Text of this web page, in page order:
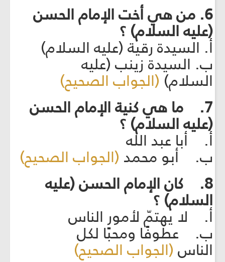
6. من هي أخت الإمام الحسن
(عليه السلام) ؟
أ. السيدة رقية (عليه السلام)
ب. السيدة زينب (عليه
السلام) (الجواب الصحيح)
7. ما هي كنية الإمام الحسن
(عليه السلام) ؟
أ. أبا عبد الله
ب. أبو محمد (الجواب الصحيح)
8. كان الإمام الحسن (عليه
السلام) ؟
أ. لا يهتمّ لأمور الناس
ب. عطوفًا ومحبًا لكل
الناس (الجواب الصحيح)